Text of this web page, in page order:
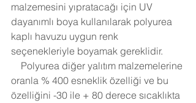
malzemesini yıpratacağı için UV
dayanımlı boya kullanılarak polyurea
kaplı havuzu uygun renk
seçenekleriyle boyamak gereklidir.
oranla % 400 esneklik özelliği ve bu
özelliğini -30 ile + 80 derece sıcaklıkta